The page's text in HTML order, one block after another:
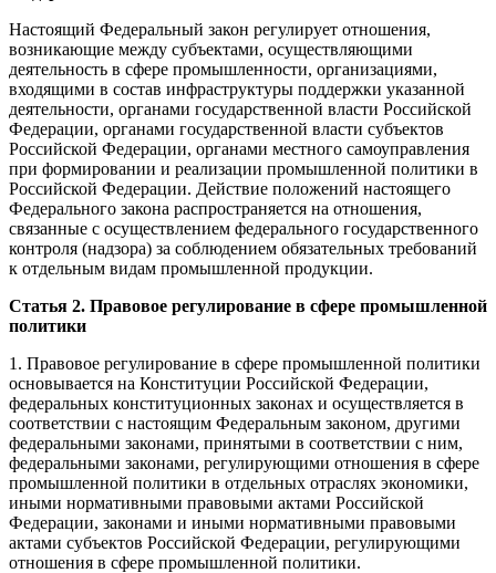
Настоящий Федеральный закон регулирует отношения,
возникающие между субъектами, осуществляющими
деятельность в сфере промышленности, организациями,
входящими в состав инфраструктуры поддержки указанной
деятельности, органами государственной власти Российской
Федерации, органами государственной власти субъектов
Российской Федерации, органами местного самоуправления
при формировании и реализации промышленной политики в
Российской Федерации. Действие положений настоящего
Федерального закона распространяется на отношения,
связанные с осуществлением федерального государственного
контроля (надзора) за соблюдением обязательных требований
к отдельным видам промышленной продукции.
Статья 2. Правовое регулирование в сфере промышленной
политики
1. Правовое регулирование в сфере промышленной политики
основывается на Конституции Российской Федерации,
федеральных конституционных законах и осуществляется в
соответствии с настоящим Федеральным законом, другими
федеральными законами, принятыми в соответствии с ним,
федеральными законами, регулирующими отношения в сфере
промышленной политики в отдельных отраслях экономики,
иными нормативными правовыми актами Российской
Федерации, законами и иными нормативными правовыми
актами субъектов Российской Федерации, регулирующими
отношения в сфере промышленной политики.